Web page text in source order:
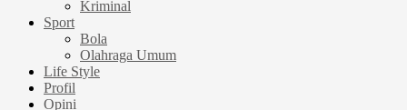
Kriminal
Sport
Bola
Olahraga Umum
Life Style
Profil
Opini